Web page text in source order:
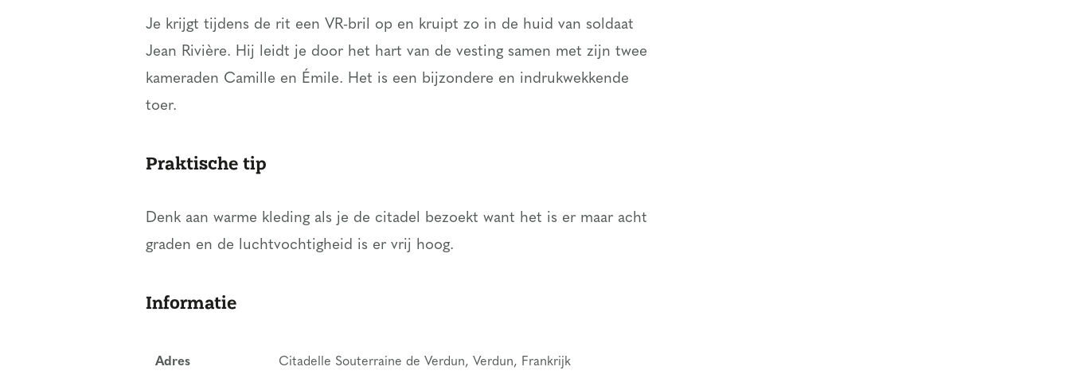
Je krijgt tijdens de rit een VR-bril op en kruipt zo in de huid van soldaat
Jean Rivière. Hij leidt je door het hart van de vesting samen met zijn twee
kameraden Camille en Émile. Het is een bijzondere en indrukwekkende
toer.
Praktische tip
Denk aan warme kleding als je de citadel bezoekt want het is er maar acht
graden en de luchtvochtigheid is er vrij hoog.
Informatie
Adres Citadelle Souterraine de Verdun, Verdun, Frankrijk